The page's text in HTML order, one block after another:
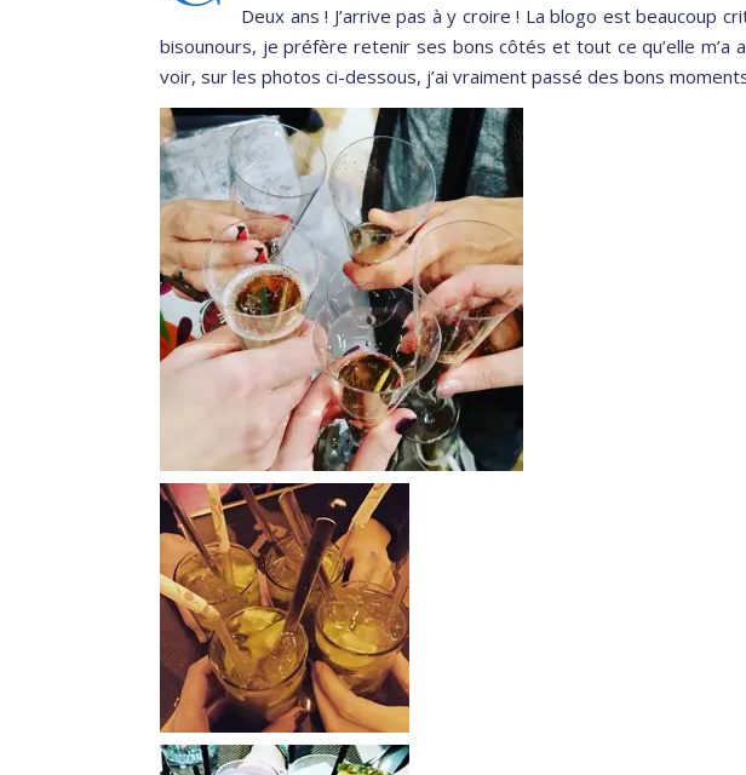
Deux ans ! J’arrive pas à y croire ! La blogo est beaucoup
bisounours, je préfère retenir ses bons côtés et tout ce qu’elle m’a
voir, sur les photos ci-dessous, j’ai vraiment passé des bons